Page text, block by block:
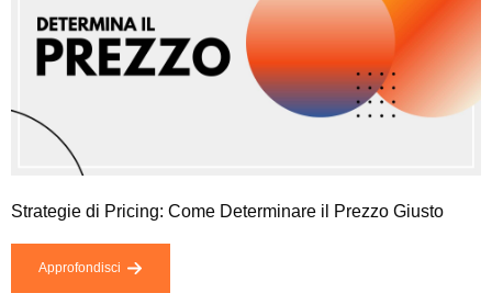
Strategie di Pricing: Come Determinare il Prezzo Giusto
Approfondisci